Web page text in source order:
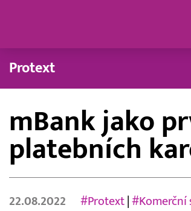
Protext
mBank jako
platebních
22.08.2022 #Protext| #Komerční